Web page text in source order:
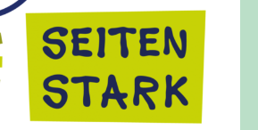
frieden-fragen.de ist ein
Kinder, Eltern und
Fragen von Krieg und
Gewalt informiert und
diesem Themenbereich
fragen.de bietet Antworten